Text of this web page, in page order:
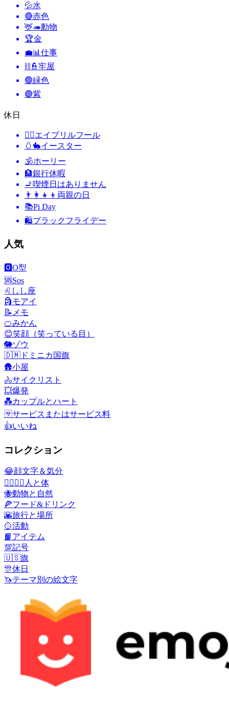
💦水
🔴赤色
🦌🦔動物
🏆金
💼📊 仕事
⛓️👮牢屋
🟢緑色
🟣紫
休日
🙆‍♂️エイプリルフール
🥚🐇イースター
🕉ホーリー
🏦銀行休暇
🚬 喫煙日はありません
👨‍👩‍👧‍👦 両親の日
📚Pi Day
🛍ブラックフライデー
人気
🅾️O型
🆘Sos
♌ しし座
🗿モアイ
📝 メモ
🍊みかん
😊笑顔（笑っている目）
🐘ゾウ
🇩🇲 ドミニカ国旗
🛖小屋
🚴サイクリスト
💥爆発
💑カップルとハート
🈂️サービスまたはサービス料
👍いいね
コレクション
😂顔文字＆気分
👩‍❤️‍💋‍👨 人と体
🐝動物と自然
🍕フード&ドリンク
🌇旅行と場所
🥎活動
📙 アイテム
💯記号
🇺🇸旗
🎊休日
🦄テーマ別の絵文字